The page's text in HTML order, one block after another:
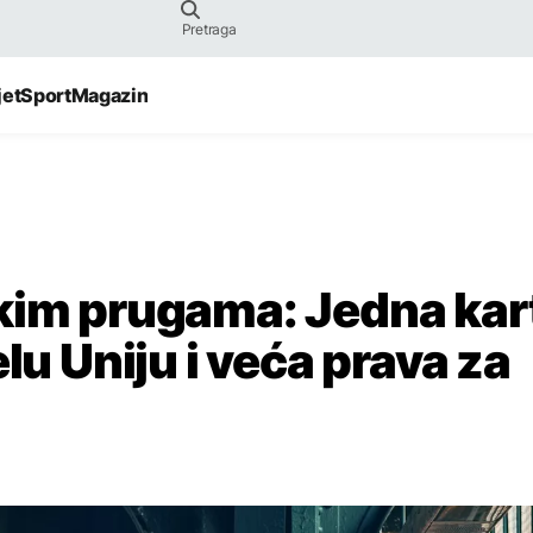
SportMagazin
prugama: Jedna
Uniju i veća prava za